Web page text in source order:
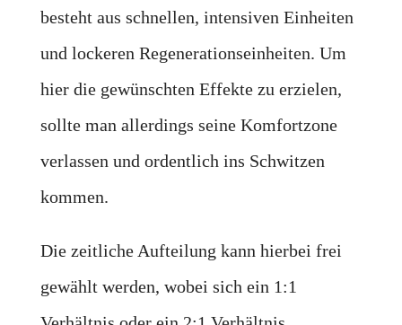
besteht aus schnellen, intensiven Einheiten
und lockeren Regenerationseinheiten. Um
hier die gewünschten Effekte zu erzielen,
sollte man allerdings seine Komfortzone
verlassen und ordentlich ins Schwitzen
kommen.
Die zeitliche Aufteilung kann hierbei frei
gewählt werden, wobei sich ein 1:1